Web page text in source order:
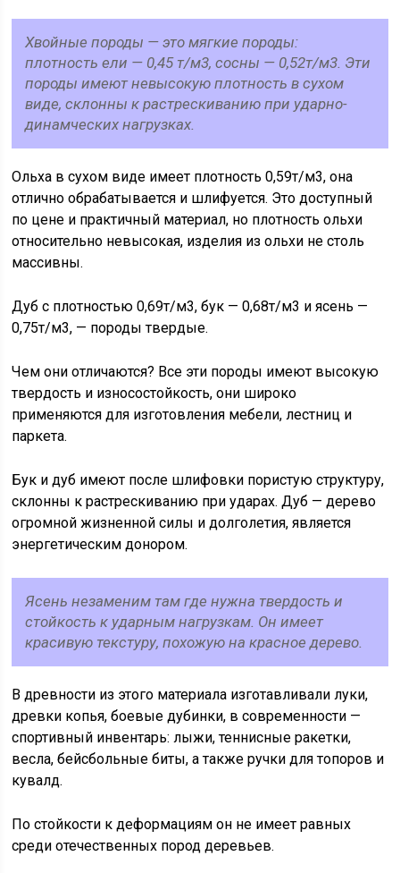
Хвойные породы — это мягкие породы:
плотность ели — 0,45 т/м3, сосны — 0,52т/м3. Эти
породы имеют невысокую плотность в сухом
виде, склонны к растрескиванию при ударно-
динамческих нагрузках.
Ольха в сухом виде имеет плотность 0,59т/м3, она
отлично обрабатывается и шлифуется. Это доступный
по цене и практичный материал, но плотность ольхи
относительно невысокая, изделия из ольхи не столь
массивны.
Дуб с плотностью 0,69т/м3, бук — 0,68т/м3 и ясень —
0,75т/м3, — породы твердые.
Чем они отличаются? Все эти породы имеют высокую
твердость и износостойкость, они широко
применяются для изготовления мебели, лестниц и
паркета.
Бук и дуб имеют после шлифовки пористую структуру,
склонны к растрескиванию при ударах. Дуб — дерево
огромной жизненной силы и долголетия, является
энергетическим донором.
Ясень незаменим там где нужна твердость и
стойкость к ударным нагрузкам. Он имеет
красивую текстуру, похожую на красное дерево.
В древности из этого материала изготавливали луки,
древки копья, боевые дубинки, в современности —
спортивный инвентарь: лыжи, теннисные ракетки,
весла, бейсбольные биты, а также ручки для топоров и
кувалд.
По стойкости к деформациям он не имеет равных
среди отечественных пород деревьев.